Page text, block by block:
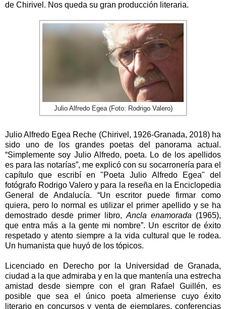
de Chirivel. Nos queda su gran producción literaria.
Julio Alfredo Egea (Foto: Rodrigo Valero)
Julio Alfredo Egea Reche (Chirivel, 1926-Granada, 2018) ha
sido uno de los grandes poetas del panorama actual.
“Simplemente soy Julio Alfredo, poeta. Lo de los apellidos
es para las notarías”, me explicó con su socarronería para el
capítulo que escribí en "Poeta Julio Alfredo Egea" del
fotógrafo Rodrigo Valero y para la reseña en la Enciclopedia
General de Andalucía. “Un escritor puede firmar como
quiera, pero lo normal es utilizar el primer apellido y se ha
demostrado desde primer libro, Ancla enamorada (1965),
que entra más a la gente mi nombre”. Un escritor de éxito
respetado y atento siempre a la vida cultural que le rodea.
Un humanista que huyó de los tópicos.
Licenciado en Derecho por la Universidad de Granada,
ciudad a la que admiraba y en la que mantenía una estrecha
amistad desde siempre con el gran Rafael Guillén, es
posible que sea el único poeta almeriense cuyo éxito
literario en concursos y venta de ejemplares, conferencias